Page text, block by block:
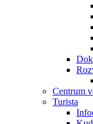
Centrum
Turista